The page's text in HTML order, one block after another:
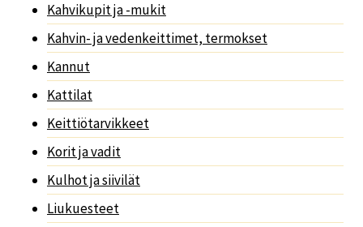
Kahvikupit ja -mukit
Kahvin- ja vedenkeittimet, termokset
Kannut
Kattilat
Keittiötarvikkeet
Korit ja vadit
Kulhot ja siivilät
Liukuesteet